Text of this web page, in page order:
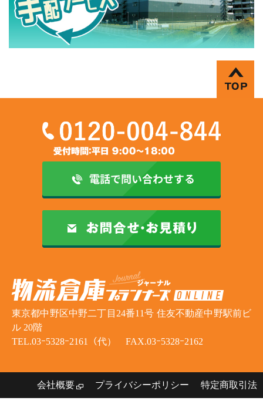
東京都中野区中野二丁目24番11号 住友不動産中野駅前ビ
ル 20階
TEL.03ｰ5328ｰ2161（代） FAX.03ｰ5328ｰ2162
会社概要 プライバシーポリシー 特定商取引法